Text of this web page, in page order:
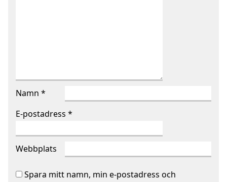
Namn *
E-postadress *
Webbplats
Spara mitt namn, min e-postadress och